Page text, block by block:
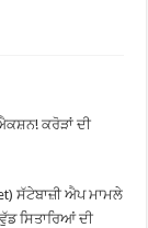
ਕਰੋੜਾਂ ਦੀ
ਸੱਟੇਬਾਜ਼ੀ ਐਪ ਮਾਮਲੇ
ਸਿਤਾਰਿਆਂ ਦੀ